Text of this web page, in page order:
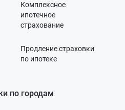
Комплексное
ипотечное
страхование
Продление страховки
по ипотеке
по городам